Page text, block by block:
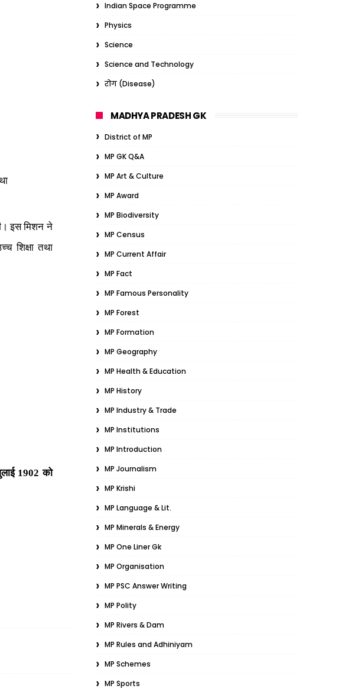
इस मिशन ने
शिक्षा तथा
1902 को
Indian Space Programme
Physics
Science
Science and Technology
रोग (Disease)
MADHYA PRADESH GK
District of MP
MP GK Q&A
MP Art & Culture
MP Award
MP Biodiversity
MP Census
MP Current Affair
MP Fact
MP Famous Personality
MP Forest
MP Formation
MP Geography
MP Health & Education
MP History
MP Industry & Trade
MP Institutions
MP Introduction
MP Journalism
MP Krishi
MP Language & Lit.
MP Minerals & Energy
MP One Liner Gk
MP Organisation
MP PSC Answer Writing
MP Polity
MP Rivers & Dam
MP Rules and Adhiniyam
MP Schemes
MP Sports